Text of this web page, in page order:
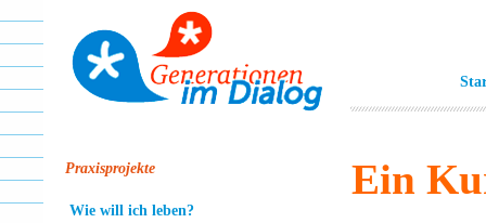
Praxisprojekte
Wie will ich leben?
Ein